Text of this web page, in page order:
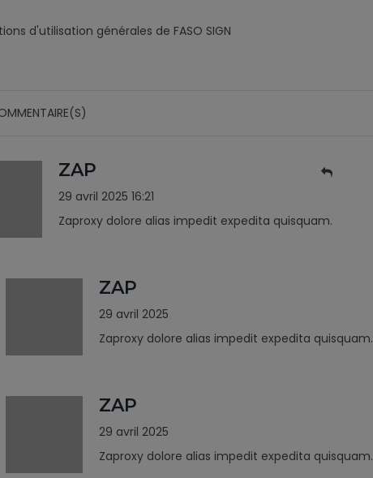
d'utilisation générales de FASO SIGN
ZAP
29 avril 2025 16:21
Zaproxy dolore alias impedit expedita quisquam.
ZAP
29 avril 2025
Zaproxy dolore alias impedit expedita quisquam.
ZAP
29 avril 2025
Zaproxy dolore alias impedit expedita quisquam.